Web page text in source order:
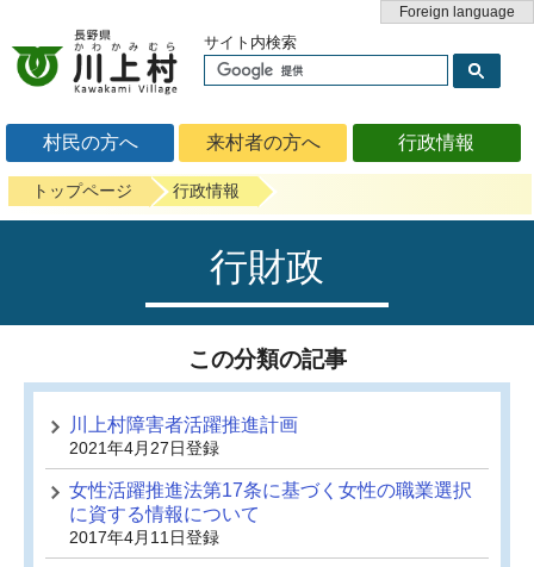
Foreign language
村民の方へ 来村者の方へ 行政情報
サイト内検索
トップページ 行政情報
行財政
この分類の記事
川上村障害者活躍推進計画
2021年4月27日登録
女性活躍推進法第17条に基づく女性の職業選択
に資する情報について
2017年4月11日登録